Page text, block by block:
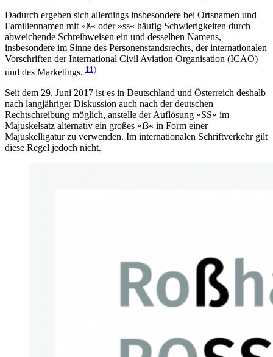
Dadurch ergeben sich allerdings insbesondere bei Ortsnamen und
Familiennamen mit »ß« oder »ss« häufig Schwierigkeiten durch
abweichende Schreibweisen ein und desselben Namens,
insbesondere im Sinne des Personenstandsrechts, der internationalen
Vorschriften der International Civil Aviation Organisation (ICAO)
und des Marketings. 11)
Seit dem 29. Juni 2017 ist es in Deutschland und Österreich deshalb
nach langjähriger Diskussion auch nach der deutschen
Rechtschreibung möglich, anstelle der Auflösung »SS« im
Majuskelsatz alternativ ein großes »ẞ« in Form einer
Majuskelligatur zu verwenden. Im internationalen Schriftverkehr gilt
diese Regel jedoch nicht.